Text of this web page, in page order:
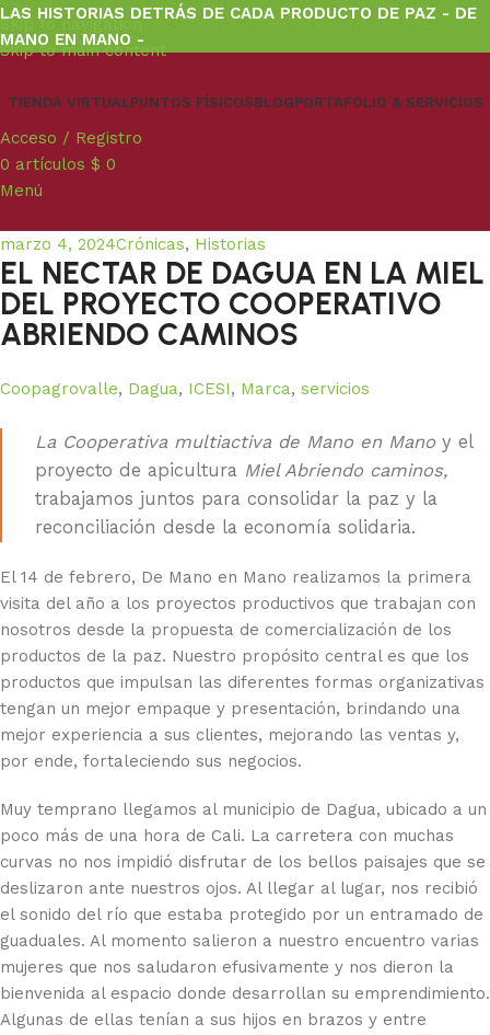
Skip to navigation
Skip to main content
LAS HISTORIAS DETRÁS DE CADA PRODUCTO DE PAZ - DE
MANO EN MANO -
TIENDA VIRTUALPUNTOS FÍSICOSBLOGPORTAFOLIO & SERVICIOS
Acceso / Registro
0 artículos $ 0
Menú
marzo 4, 2024Crónicas, Historias
EL NECTAR DE DAGUA EN LA MIEL
DEL PROYECTO COOPERATIVO
ABRIENDO CAMINOS
Coopagrovalle, Dagua, ICESI, Marca, servicios
La Cooperativa multiactiva de Mano en Mano y el
proyecto de apicultura Miel Abriendo caminos,
trabajamos juntos para consolidar la paz y la
reconciliación desde la economía solidaria.
El 14 de febrero, De Mano en Mano realizamos la primera
visita del año a los proyectos productivos que trabajan con
nosotros desde la propuesta de comercialización de los
productos de la paz. Nuestro propósito central es que los
productos que impulsan las diferentes formas organizativas
tengan un mejor empaque y presentación, brindando una
mejor experiencia a sus clientes, mejorando las ventas y,
por ende, fortaleciendo sus negocios.
Muy temprano llegamos al municipio de Dagua, ubicado a un
poco más de una hora de Cali. La carretera con muchas
curvas no nos impidió disfrutar de los bellos paisajes que se
deslizaron ante nuestros ojos. Al llegar al lugar, nos recibió
el sonido del río que estaba protegido por un entramado de
guaduales. Al momento salieron a nuestro encuentro varias
mujeres que nos saludaron efusivamente y nos dieron la
bienvenida al espacio donde desarrollan su emprendimiento.
Algunas de ellas tenían a sus hijos en brazos y entre